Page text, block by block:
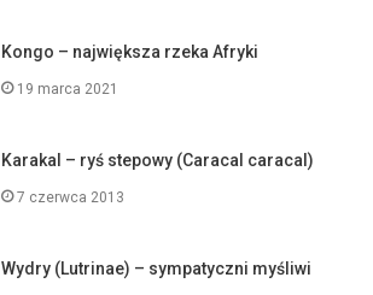
Kongo – największa rzeka Afryki
19 marca 2021
Karakal – ryś stepowy (Caracal caracal)
7 czerwca 2013
Wydry (Lutrinae) – sympatyczni myśliwi